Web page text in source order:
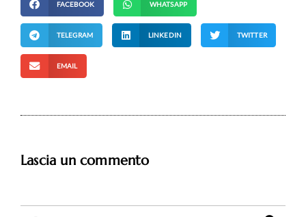
FACEBOOK WHATSAPP
TELEGRAM LINKEDIN TWITTER
EMAIL
Lascia un commento